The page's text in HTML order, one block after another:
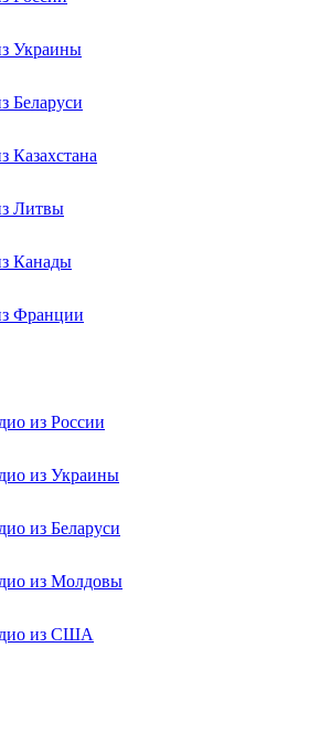
Украины
Беларуси
Казахстана
Литвы
Канады
Франции
из России
из Украины
из Беларуси
из Молдовы
из США